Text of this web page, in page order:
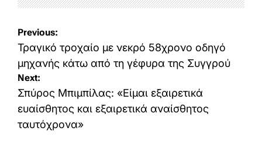
Post
navigation
Previous:
Τραγικό τροχαίο με νεκρό 58χρονο οδηγό
μηχανής κάτω από τη γέφυρα της Συγγρού
Next:
Σπύρος Μπιμπίλας: «Είμαι εξαιρετικά
ευαίσθητος και εξαιρετικά αναίσθητος
ταυτόχρονα»